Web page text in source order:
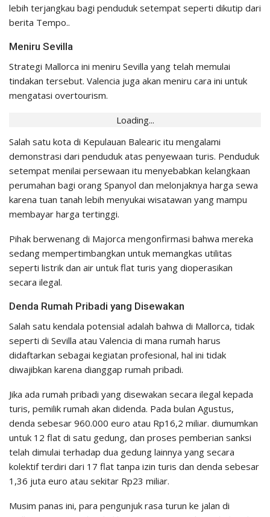
lebih terjangkau bagi penduduk setempat seperti dikutip dari
berita Tempo..
Meniru Sevilla
Strategi Mallorca ini meniru Sevilla yang telah memulai
tindakan tersebut. Valencia juga akan meniru cara ini untuk
mengatasi overtourism.
Loading...
Salah satu kota di Kepulauan Balearic itu mengalami
demonstrasi dari penduduk atas penyewaan turis. Penduduk
setempat menilai persewaan itu menyebabkan kelangkaan
perumahan bagi orang Spanyol dan melonjaknya harga sewa
karena tuan tanah lebih menyukai wisatawan yang mampu
membayar harga tertinggi.
Pihak berwenang di Majorca mengonfirmasi bahwa mereka
sedang mempertimbangkan untuk memangkas utilitas
seperti listrik dan air untuk flat turis yang dioperasikan
secara ilegal.
Denda Rumah Pribadi yang Disewakan
Salah satu kendala potensial adalah bahwa di Mallorca, tidak
seperti di Sevilla atau Valencia di mana rumah harus
didaftarkan sebagai kegiatan profesional, hal ini tidak
diwajibkan karena dianggap rumah pribadi.
Jika ada rumah pribadi yang disewakan secara ilegal kepada
turis, pemilik rumah akan didenda. Pada bulan Agustus,
denda sebesar 960.000 euro atau Rp16,2 miliar. diumumkan
untuk 12 flat di satu gedung, dan proses pemberian sanksi
telah dimulai terhadap dua gedung lainnya yang secara
kolektif terdiri dari 17 flat tanpa izin turis dan denda sebesar
1,36 juta euro atau sekitar Rp23 miliar.
Musim panas ini, para pengunjuk rasa turun ke jalan di